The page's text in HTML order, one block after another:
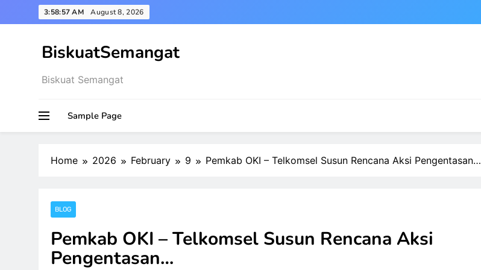
to
3:58:58 AM August 8, 2026
BiskuatSemangat
Biskuat Semangat
Sample Page
Home 2026 February 9 Pemkab OKI – Telkomsel Susun Rencana Aksi Pengentasan…
BLOG
Pemkab OKI – Telkomsel Susun Rencana Aksi
Pengentasan…